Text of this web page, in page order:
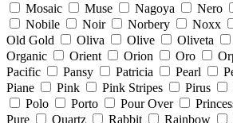
Mosaic
Muse Nagoya Nero
Nobile
Noir Norbery Noxx
Old Gold
Oliva Olive Oliveta
Organic
Orient Orion Oro
Pacific
Pansy Patricia Pearl
Piane
Pink Pink Stripes Pirus
Polo
Porto Pour Over
Pure
Quartz Rabbit Rainbow